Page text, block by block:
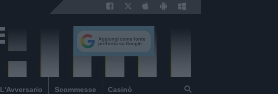
L'Avversario Scommesse Casinò